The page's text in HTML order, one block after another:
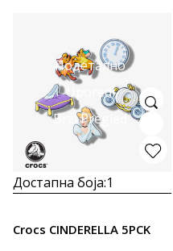
Подетално
Uporedi
Brzi Pregled
Достапна боја:1
Crocs CINDERELLA 5PCK